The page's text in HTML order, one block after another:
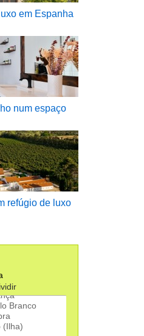
em Espanha
num espaço
refúgio de luxo